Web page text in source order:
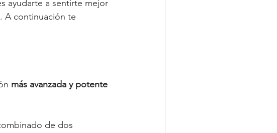
ayudarte a sentirte mejor
A continuación te
más avanzada y potente
de dos